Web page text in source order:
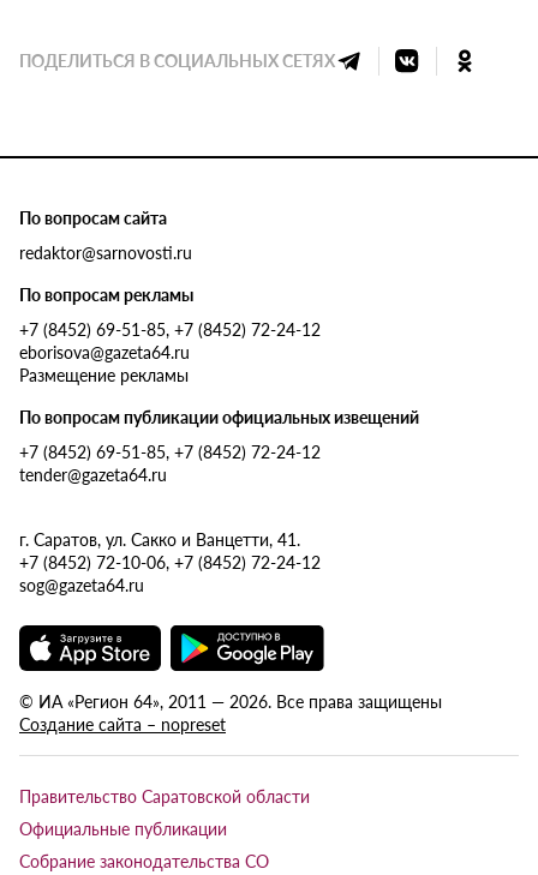
ПОДЕЛИТЬСЯ В СОЦИАЛЬНЫХ СЕТЯХ
По вопросам сайта
redaktor@sarnovosti.ru
По вопросам рекламы
+7 (8452) 69-51-85, +7 (8452) 72-24-12
eborisova@gazeta64.ru
Размещение рекламы
По вопросам публикации официальных извещений
+7 (8452) 69-51-85, +7 (8452) 72-24-12
tender@gazeta64.ru
г. Саратов, ул. Сакко и Ванцетти, 41.
+7 (8452) 72-10-06, +7 (8452) 72-24-12
sog@gazeta64.ru
© ИА «Регион 64», 2011 — 2026. Все права защищены
Создание сайта – nopreset
Правительство Саратовской области
Официальные публикации
Собрание законодательства СО